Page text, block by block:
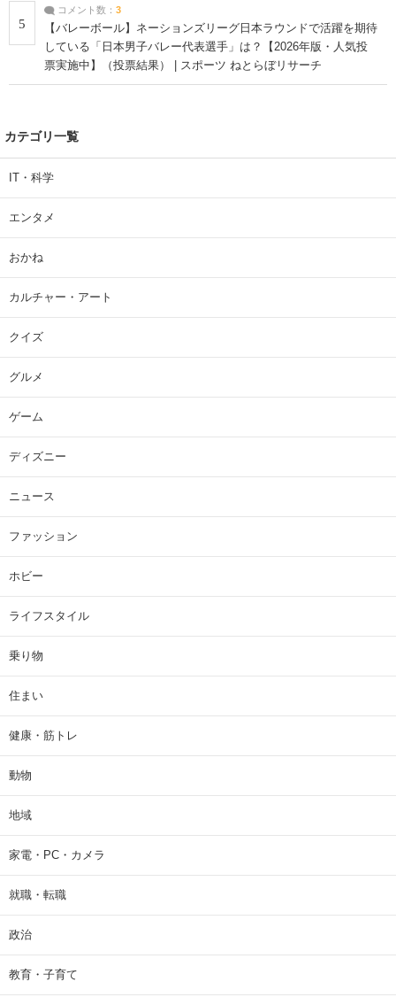
5
コメント数： 3
【バレーボール】ネーションズリーグ日本ラウンドで活躍を期待
している「日本男子バレー代表選手」は？【2026年版・人気投
票実施中】（投票結果） | スポーツ ねとらぼリサーチ
カテゴリ一覧
IT・科学
エンタメ
おかね
カルチャー・アート
クイズ
グルメ
ゲーム
ディズニー
ニュース
ファッション
ホビー
ライフスタイル
乗り物
住まい
健康・筋トレ
動物
地域
家電・PC・カメラ
就職・転職
政治
教育・子育て